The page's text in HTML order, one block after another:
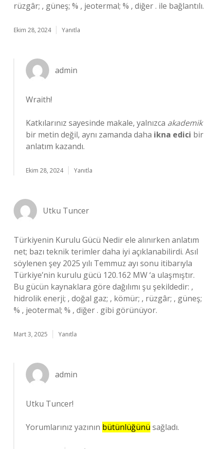
rüzgâr; , güneş; % , jeotermal; % , diğer . ile bağlantılı.
Ekim 28, 2024 Yanıtla
admin
Wraith!
Katkılarınız sayesinde makale, yalnızca akademik
bir metin değil, aynı zamanda daha ikna edici bir
anlatım kazandı.
Ekim 28, 2024 Yanıtla
Utku Tuncer
Türkiyenin Kurulu Gücü Nedir ele alınırken anlatım
net; bazı teknik terimler daha iyi açıklanabilirdi. Asıl
söylenen şey 2025 yılı Temmuz ayı sonu itibarıyla
Türkiye’nin kurulu gücü 120.162 MW ‘a ulaşmıştır.
Bu gücün kaynaklara göre dağılımı şu şekildedir: ,
hidrolik enerji; , doğal gaz; , kömür; , rüzgâr; , güneş;
% , jeotermal; % , diğer . gibi görünüyor.
Mart 3, 2025 Yanıtla
admin
Utku Tuncer!
Yorumlarınız yazının bütünlüğünü sağladı.